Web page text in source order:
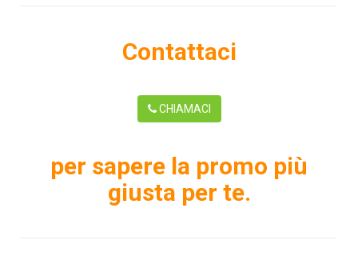
Contattaci
CHIAMACI
per sapere la promo più
giusta per te.